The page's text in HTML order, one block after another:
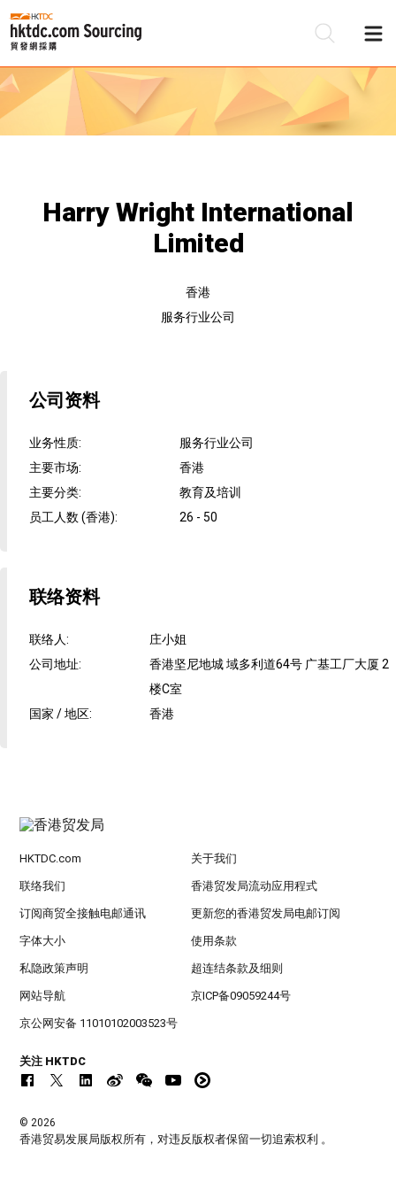
Harry Wright International
Limited
香港
服务行业公司
公司资料
业务性质:
服务行业公司
主要市场:
香港
主要分类:
教育及培训
员工人数 (香港): 26 - 50
联络资料
联络人:
庄小姐
公司地址:
香港坚尼地城 域多利道64号 广基工厂大厦 2
楼C室
国家 / 地区: 香港
HKTDC.com 关于我们
联络我们 香港贸发局流动应用程式
订阅商贸全接触电邮通讯 更新您的香港贸发局电邮订阅
字体大小 使用条款
私隐政策声明 超连结条款及细则
网站导航 京ICP备09059244号
京公网安备 11010102003523号
关注 HKTDC
© 2026
香港贸易发展局版权所有，对违反版权者保留一切追索权利 。